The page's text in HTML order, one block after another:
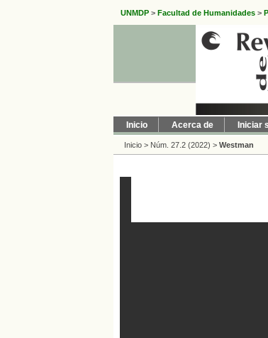
UNMDP > Facultad de Humanidades >
Inicio Acerca de Iniciar
Inicio > Núm. 27.2 (2022) > Westman